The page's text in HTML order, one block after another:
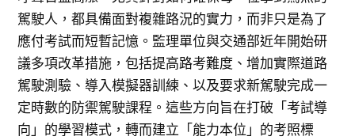
駕駛人，都具備面對複雜路況的實力，而非只是為了
應付考試而短暫記憶。監理單位與交通部近年開始研
議多項改革措施，包括提高路考難度、增加實際道路
駕駛測驗、導入模擬器訓練、以及要求新駕駛完成一
定時數的防禦駕駛課程。這些方向旨在打破「考試導
向」的學習模式，轉而建立「能力本位」的考照標